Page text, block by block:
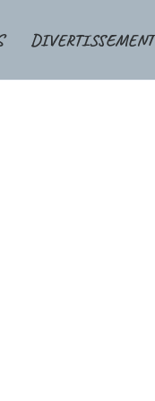
DIVERTISSEMENT